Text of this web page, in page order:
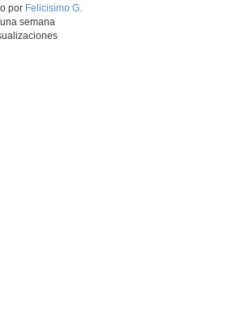
educativo.
por Felicisimo G.
semana